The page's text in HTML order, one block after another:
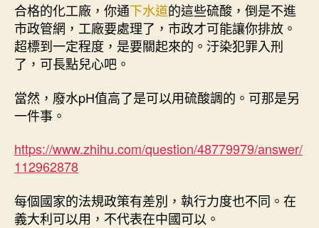
合格的化工廠，你通下水道的這些硫酸，倒是不進
市政管網，工廠要處理了，市政才可能讓你排放。
超標到一定程度，是要關起來的。汙染犯罪入刑
了，可長點兒心吧。
當然，廢水pH值高了是可以用硫酸調的。可那是另
一件事。
https://www.zhihu.com/question/48779979/answer/
112962878
每個國家的法規政策有差別，執行力度也不同。在
義大利可以用，不代表在中國可以。